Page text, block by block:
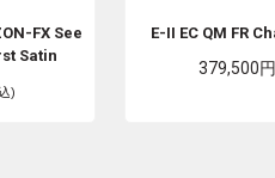
FX See
Satin
)
E-II EC QM FR
379,500